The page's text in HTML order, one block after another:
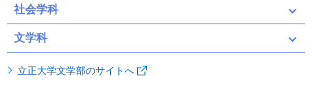
社会学科
文学科
立正大学文学部のサイトへ